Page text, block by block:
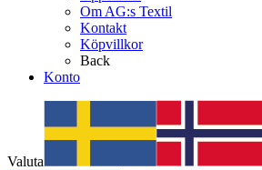
Om AG:s Textil
Kontakt
Köpvillkor
Back
Konto
Valuta